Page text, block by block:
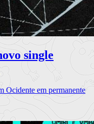
single
Ocidente em permanente